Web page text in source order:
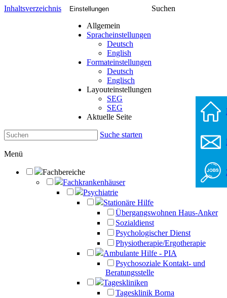
Inhaltsverzeichnis Einstellungen
Allgemein
Spracheinstellungen
Deutsch
English
Formateinstellungen
Deutsch
Englisch
Layouteinstellungen
SEG
SEG
Aktuelle Seite
Suchen
Suche starten
Menü
Fachbereiche
Fachkrankenhäuser
Psychiatrie
Stationäre Hilfe
Übergangswohnen Haus-Anker
Sozialdienst
Psychologischer Dienst
Physiotherapie/Ergotherapie
Ambulante Hilfe - PIA
Psychosoziale Kontakt- und
Beratungsstelle
Tageskliniken
Tagesklinik Borna